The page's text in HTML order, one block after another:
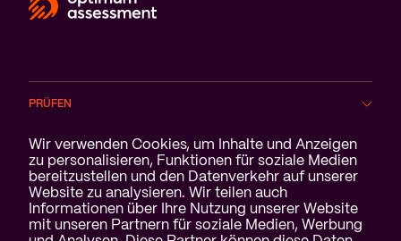
Cookie-Benachrichtigung
Wir verwenden Cookies, um Inhalte und Anzeigen
zu personalisieren, Funktionen für soziale Medien
bereitzustellen und den Datenverkehr auf unserer
Website zu analysieren. Wir teilen auch
Informationen über Ihre Nutzung unserer Website
mit unseren Partnern für soziale Medien, Werbung
PRÜFEN
BRANCHEN
SERVICE
ÜBER UNS